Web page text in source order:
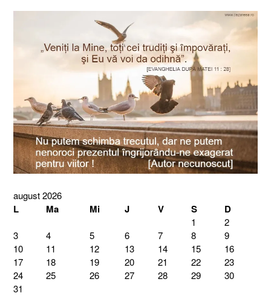
august 2026
L Ma Mi J V S D
1
2
3
4 5 6 7 8
9
10
11 12 13 14 15
16
17
18 19 20 21 22
23
24
25 26 27 28 29
30
31